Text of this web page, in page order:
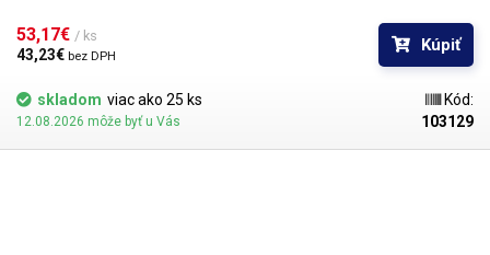
farba dĺžka dutinky s izoláciou dĺžka dutinky bez izolácie priemer prierez
počet ks žltá 42mm 15mm 3,25mm 4-6mm2 20 modrá 38mm 15mm
Balené v praktickom uzatvárateľnom boxe.
53,17€ / ks
43,23€ bez DPH
Kúpiť
skladom viac ako 25 ks
12.08.2026 môže byť u Vás
Kód:
103129